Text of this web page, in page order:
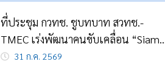
ที่ประชุม กวทช. ชูบทบาท สวทช.-
TMEC เร่งพัฒนาคนขับเคลื่อน “Siam
Silica” ดันไทยสู่ห่วงโซ่เซมิคอนดักเตอร์
31 ก.ค. 2569